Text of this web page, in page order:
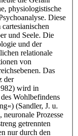
physiologistische
Diese
und Seele. Die
und der
relationale
von
Das
der
wird in
Wohlbefindens
(Sandler, J. u.
Prozesse
getrennten
nur durch den